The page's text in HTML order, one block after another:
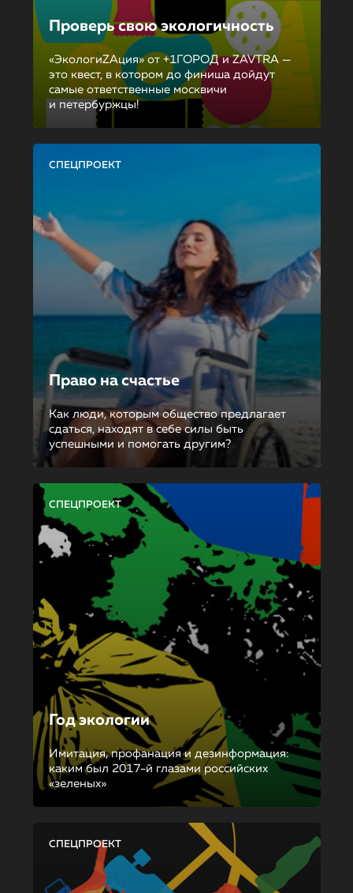
Проверь свою экологичность
«ЭкологиZAция» от +1ГОРОД и ZAVTRA —
это квест, в котором до финиша дойдут
самые ответственные москвичи
и петербуржцы!
СПЕЦПРОЕКТ
Право на счастье
Как люди, которым общество предлагает
сдаться, находят в себе силы быть
успешными и помогать другим?
СПЕЦПРОЕКТ
Год экологии
Имитация, профанация и дезинформация:
каким был 2017-й глазами российских
«зеленых»
СПЕЦПРОЕКТ